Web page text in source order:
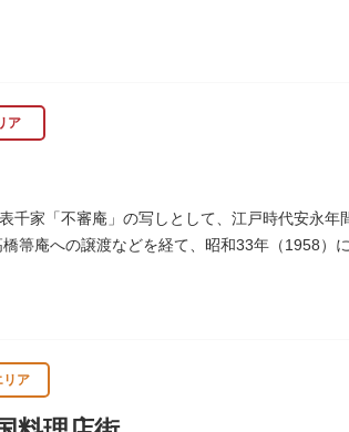
ア
千家「不審庵」の写しとして、江戸時代安永
橋箒庵への譲渡などを経て、昭和33年（1958
リア